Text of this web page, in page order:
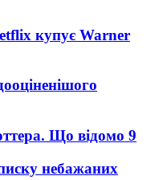
купує Warner
Що відомо 9
небажаних